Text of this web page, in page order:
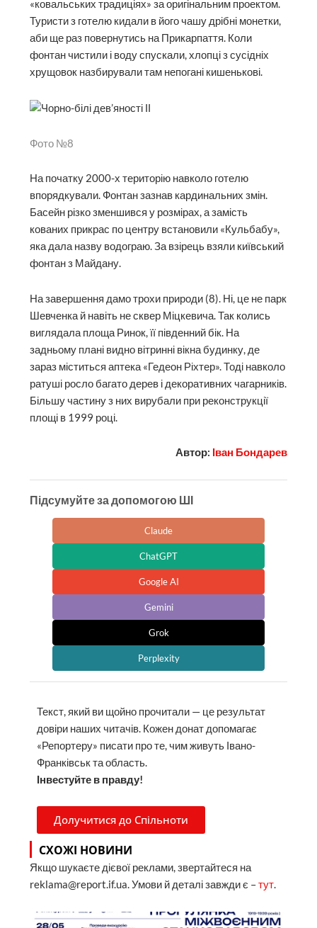
«ковальських традиціях» за оригінальним проектом.
Туристи з готелю кидали в його чашу дрібні монетки,
аби ще раз повернутись на Прикарпаття. Коли
фонтан чистили і воду спускали, хлопці з сусідніх
хрущовок назбирували там непогані кишенькові.
Фото №8
На початку 2000-х територію навколо готелю
впорядкували. Фонтан зазнав кардинальних змін.
Басейн різко зменшився у розмірах, а замість
кованих прикрас по центру встановили «Кульбабу»,
яка дала назву водограю. За взірець взяли київський
фонтан з Майдану.
На завершення дамо трохи природи (8). Ні, це не парк
Шевченка й навіть не сквер Міцкевича. Так колись
виглядала площа Ринок, її південний бік. На
задньому плані видно вітринні вікна будинку, де
зараз міститься аптека «Гедеон Ріхтер». Тоді навколо
ратуші росло багато дерев і декоративних чагарників.
Більшу частину з них вирубали при реконструкції
площі в 1999 році.
Автор: Іван Бондарев
Підсумуйте за допомогою ШІ
Claude
ChatGPT
Google AI
Gemini
Grok
Perplexity
Текст, який ви щойно прочитали — це результат
довіри наших читачів. Кожен донат допомагає
«Репортеру» писати про те, чим живуть Івано-
Франківськ та область.
Інвестуйте в правду!
Долучитися до Спільноти
СХОЖІ НОВИНИ
Якщо шукаєте дієвої реклами, звертайтеся на
reklama@report.if.ua. Умови й деталі завжди є –тут.